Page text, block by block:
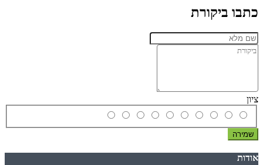
כתבו ביקורת
ציון
שמירה
אודות